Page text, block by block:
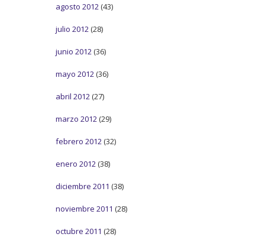
agosto 2012 (43)
julio 2012 (28)
junio 2012 (36)
mayo 2012 (36)
abril 2012 (27)
marzo 2012 (29)
febrero 2012 (32)
enero 2012 (38)
diciembre 2011 (38)
noviembre 2011 (28)
octubre 2011 (28)